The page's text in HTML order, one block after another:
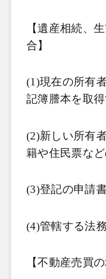
【遺産相続、
合】
(1)現在の所有
記簿謄本を取
(2)新しい所有
籍や住民票な
(3)登記の申請
(4)管轄する法
【不動産売買の